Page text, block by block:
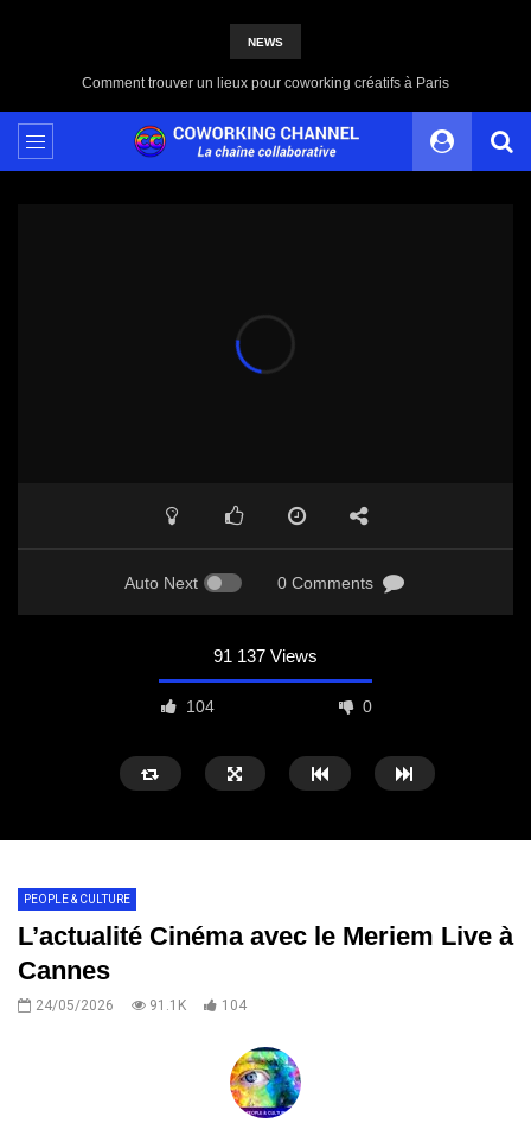
NEWS
Auto Next 0 Comments
91 137 Views
104 0
PEOPLE & CULTURE
L’actualité Cinéma avec le Meriem Live à
Cannes
24/05/2026 91.1K 104